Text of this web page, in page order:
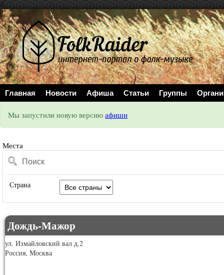
//
Главная Новости Афиша Статьи Группы
Мы запустили новую версию афиши
Места
Страна
Дождь-Мажор
ул. Измайловский вал д.2
Россия, Москва